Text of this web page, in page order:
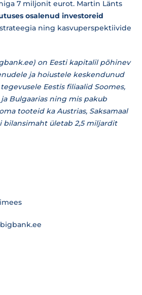
7 miljonit eurot. Martin Länts
osalenud investoreid
ning kasvuperspektiivide
on Eesti kapitalil põhinev
ja hoiustele keskendunud
Eestis filiaalid Soomes,
ja Bulgaarias ning mis pakub
tooteid ka Austrias, Saksamaal
bilansimaht ületab 2,5 miljardit